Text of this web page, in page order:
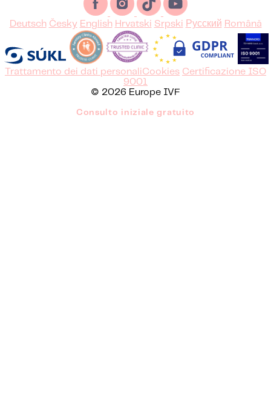
Deutsch Česky English Hrvatski Srpski Русский Română
Trattamento dei dati personaliCookies Certificazione ISO
9001
© 2026 Europe IVF
Consulto iniziale gratuito